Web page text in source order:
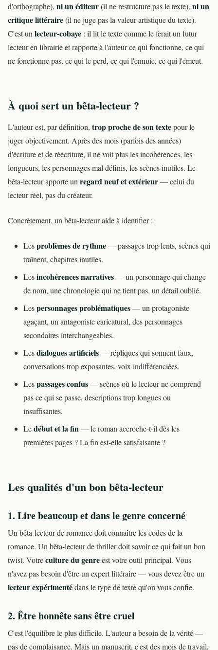
d'orthographe), ni un éditeur(il ne restructure pas le texte), ni un
critique littéraire(il ne juge pas la valeur artistique du texte).
C'est unlecteur-cobaye : il lit le texte comme le ferait un futur
lecteur en librairie et rapporte à l'auteur ce qui fonctionne, ce qui
ne fonctionne pas, ce qui le perd, ce qui l'ennuie, ce qui l'émeut.
À quoi sert un bêta-lecteur ?
L'auteur est, par définition, trop proche de son textepour le
juger objectivement. Après des mois (parfois des années)
d'écriture et de réécriture, il ne voit plus les incohérences, les
longueurs, les personnages mal définis, les scènes inutiles. Le
bêta-lecteur apporte unregard neuf et extérieur— celui du
lecteur réel, pas du créateur.
Concrètement, un bêta-lecteur aide à identifier :
Lesproblèmes de rythme— passages trop lents, scènes qui
traînent, chapitres inutiles.
Lesincohérences narratives— un personnage qui change
de nom, une chronologie qui ne tient pas, un détail oublié.
Lespersonnages problématiques— un protagoniste
agaçant, un antagoniste caricatural, des personnages
secondaires interchangeables.
Lesdialogues artificiels— répliques qui sonnent faux,
conversations trop exposantes, voix indifférenciées.
Lespassages confus— scènes où le lecteur ne comprend
pas ce qui se passe, descriptions trop longues ou
insuffisantes.
Ledébut et la fin— le roman accroche-t-il dès les
premières pages ? La fin est-elle satisfaisante ?
Les qualités d'un bon bêta-lecteur
1. Lire beaucoup et dans le genre concerné
Un bêta-lecteur de romance doit connaître les codes de la
romance. Un bêta-lecteur de thriller doit savoir ce qui fait un bon
twist. Votreculture du genreest votre outil principal. Vous
n'avez pas besoin d'être un expert littéraire — vous devez être un
lecteur expérimentédans le type de texte qu'on vous confie.
2. Être honnête sans être cruel
C'est l'équilibre le plus difficile. L'auteur a besoin de la vérité —
pas de complaisance. Mais un manuscrit, c'est des mois de travail,